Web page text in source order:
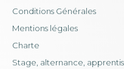
Conditions Générales
Mentions légales
Charte
Stage, alternance,